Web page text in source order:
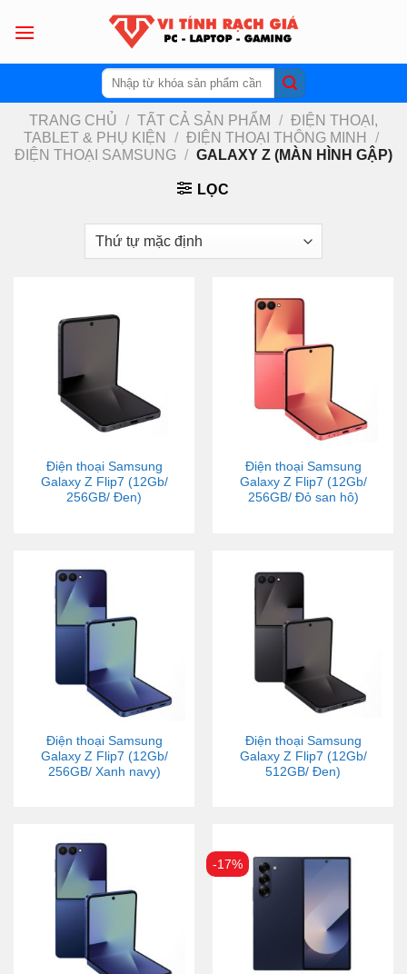
Tìm
kiếm:
TRANG CHỦ / TẤT CẢ SẢN PHẨM / ĐIỆN THOẠI,
TABLET & PHỤ KIỆN
/ ĐIỆN THOẠI THÔNG MINH
/
ĐIỆN THOẠI SAMSUNG / GALAXY Z (MÀN HÌNH GẬP)
LỌC
Điện thoại Samsung
Galaxy Z Flip7 (12Gb/
256GB/ Đen)
Điện thoại Samsung
Galaxy Z Flip7 (12Gb/
256GB/ Đỏ san hô)
Điện thoại Samsung
Galaxy Z Flip7 (12Gb/
256GB/ Xanh navy)
Điện thoại Samsung
Galaxy Z Flip7 (12Gb/
512GB/ Đen)
-17%